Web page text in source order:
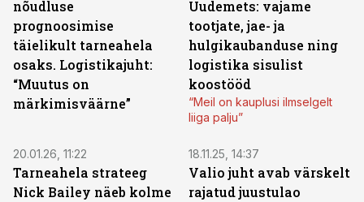
nõudluse
prognoosimise
täielikult tarneahela
osaks. Logistikajuht:
“Muutus on
märkimisväärne”
Uudemets: vajame
tootjate, jae- ja
hulgikaubanduse ning
logistika sisulist
koostööd
“Meil on kauplusi ilmselgelt
liiga palju”
20.01.26, 11:22
Tarneahela strateeg
Nick Bailey näeb kolme
18.11.25, 14:37
Valio juht avab värskelt
rajatud juustulao